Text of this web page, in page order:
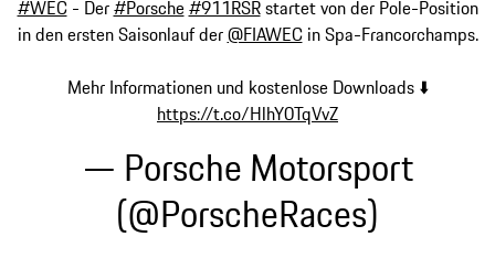
#WEC- Der#Porsche#911RSRstartet von der Pole-Position
in den ersten Saisonlauf der@FIAWECin Spa-Francorchamps.
Mehr Informationen und kostenlose Downloads ⬇️
https://t.co/HlhY0TqVvZ
— Porsche Motorsport
(@PorscheRaces)